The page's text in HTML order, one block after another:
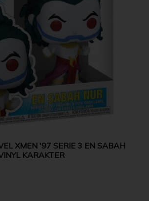
XMEN '97 SERIE 3 EN SABAH
KARAKTER